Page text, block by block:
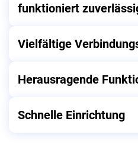
funktioniert
Vielfältige
Herausragende
Schnelle Einrichtung